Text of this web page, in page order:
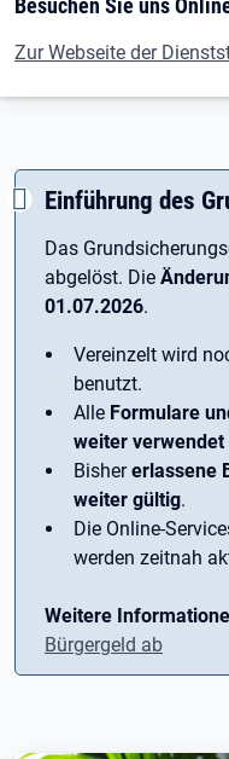
Besuchen Sie uns
Zur Webseite der
Einführung des
Das
abgelöst. Die
01.07.2026.
Vereinzelt wird
benutzt.
Alle Formulare
weiter verwendet
Bishererlassene
weiter gültig.
Die Online-
werden zeitnah
Weitere
Bürgergeld ab